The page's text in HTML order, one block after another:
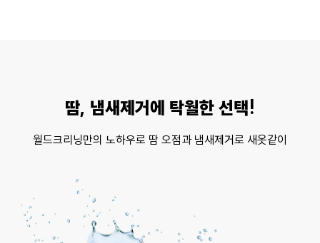
땀, 냄새제거에 탁월한 선택!
월드크리닝만의 노하우로 땀 오점과 냄새제거로 새옷같이